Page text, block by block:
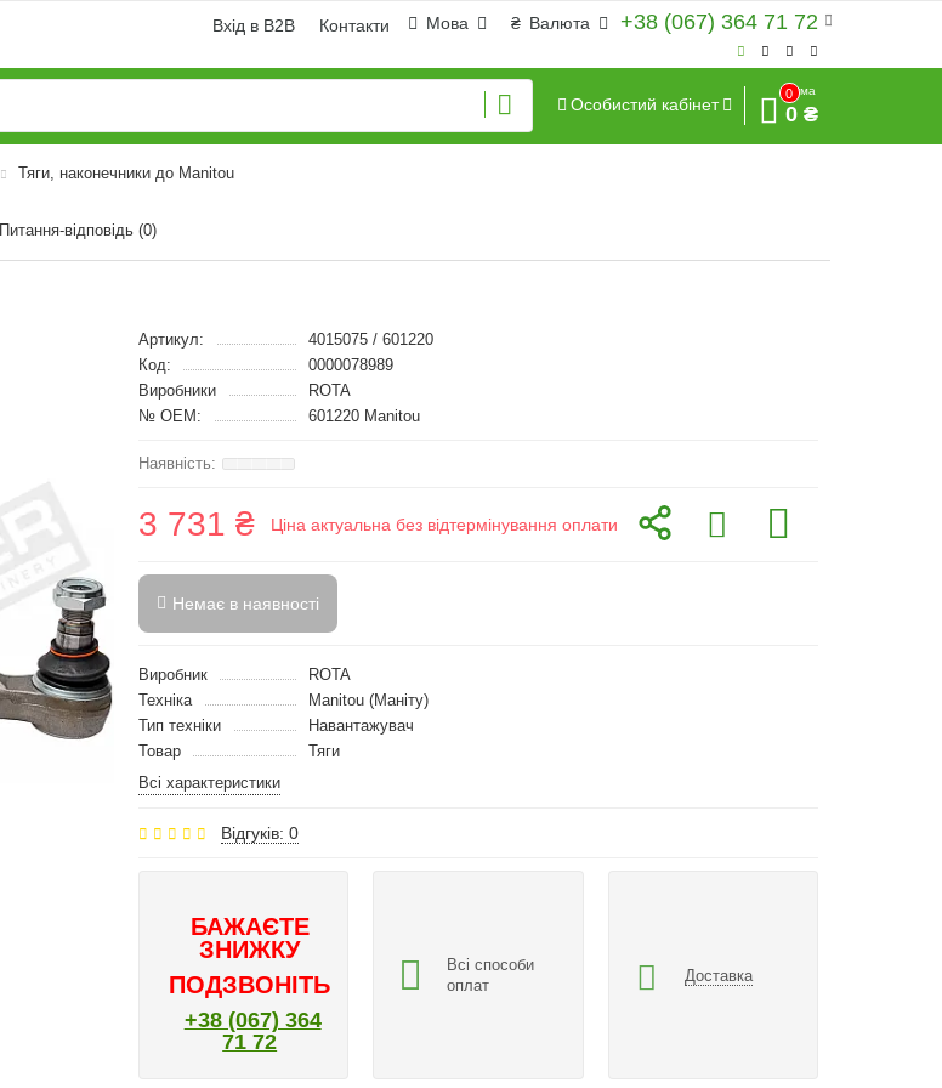
+38 (067) 364 71 72
₴ Валюта
Мова
Вхід в B2B Контакти
Особистий кабінет
0
Сума
0 ₴
Тяги, наконечники до Manitou
Питання-відповідь (0)
Артикул:
4015075 / 601220
Код:
0000078989
Виробники
ROTA
№ OEM:
601220 Manitou
3 731 ₴ Ціна актуальна без відтермінування оплати
Немає в наявності
Виробник
ROTA
Техніка
Manitou (Маніту)
Тип техніки
Навантажувач
Товар
Тяги
Всі характеристики
Відгуків: 0
БАЖАЄТЕ
ЗНИЖКУ
ПОДЗВОНІТЬ
+38 (067) 364
71 72
Всі способи
оплат
Доставка